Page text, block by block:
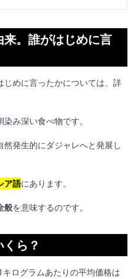
。誰がはじめに言
めに言ったかについては、詳
み深い食べ物です。
発生的にダジャレへと発展し
ア語にあります。
般を意味するのです。
ら？
ログラムあたりの平均価格は